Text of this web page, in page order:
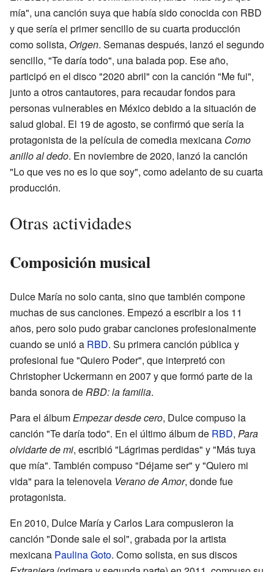
mía", una canción suya que había sido conocida con RBD
y que sería el primer sencillo de su cuarta producción
como solista, Origen. Semanas después, lanzó el segundo
sencillo, "Te daría todo", una balada pop. Ese año,
participó en el disco "2020 abril" con la canción "Me fui",
junto a otros cantautores, para recaudar fondos para
personas vulnerables en México debido a la situación de
salud global. El 19 de agosto, se confirmó que sería la
protagonista de la película de comedia mexicana Como
anillo al dedo. En noviembre de 2020, lanzó la canción
"Lo que ves no es lo que soy", como adelanto de su cuarta
producción.
Otras actividades
Composición musical
Dulce María no solo canta, sino que también compone
muchas de sus canciones. Empezó a escribir a los 11
años, pero solo pudo grabar canciones profesionalmente
cuando se unió a RBD. Su primera canción pública y
profesional fue "Quiero Poder", que interpretó con
Christopher Uckermann en 2007 y que formó parte de la
banda sonora deRBD: la familia.
Para el álbumEmpezar desde cero, Dulce compuso la
canción "Te daría todo". En el último álbum de RBD, Para
olvidarte de mi, escribió "Lágrimas perdidas" y "Más tuya
que mía". También compuso "Déjame ser" y "Quiero mi
vida" para la telenovela Verano de Amor, donde fue
protagonista.
En 2010, Dulce María y Carlos Lara compusieron la
canción "Donde sale el sol", grabada por la artista
mexicana Paulina Goto. Como solista, en sus discos